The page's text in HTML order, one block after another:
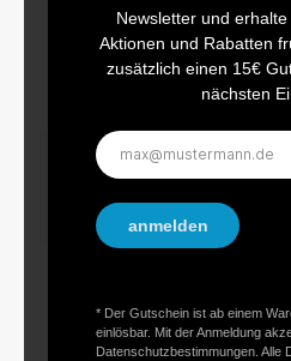
Newsletter und
Aktionen und Rabatten
zusätzlich einen 15€
nächsten
E-
Mail-
Adresse*
anmelden
* Der Gutschein ist ab einem
einlösbar. Mit der Anmeldung
Datenschutzbestimmungen. Alle